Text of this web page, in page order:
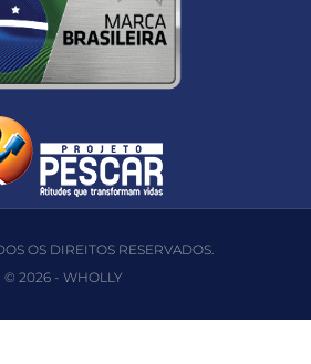
OS DIREITOS RESERVADOS.
© 2026 - WHOLLY